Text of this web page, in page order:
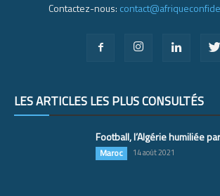
Contactez-nous:
LES ARTICLES LES PLUS CONSULTÉS
Football, l’Algérie humiliée
Maroc 14 août 2021